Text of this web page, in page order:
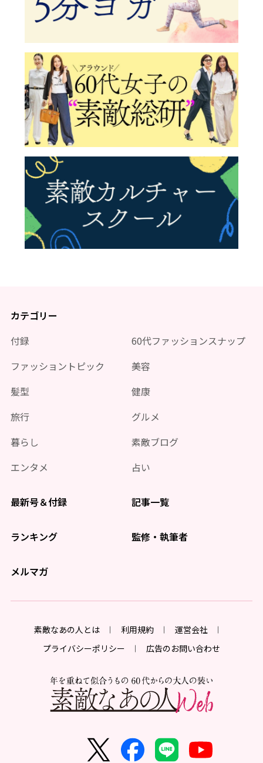
カテゴリー
付録
60代ファッションスナップ
ファッショントピック
美容
髪型
健康
旅行
グルメ
暮らし
素敵ブログ
エンタメ
占い
最新号＆付録 記事一覧
ランキング 監修・執筆者
メルマガ
素敵なあの人とは 利用規約
運営会社
プライバシーポリシー
広告のお問い合わせ